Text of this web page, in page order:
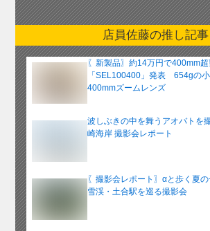
ア
ー
カ
イ
ブ
店員佐藤の推し記事
〖新製品〗約14万円で400mm
「SEL100400」発表 654gの
400mmズームレンズ
波しぶきの中を舞うアオバトを
崎海岸 撮影会レポート
〖撮影会レポート〗αと歩く夏
雪渓・土合駅を巡る撮影会